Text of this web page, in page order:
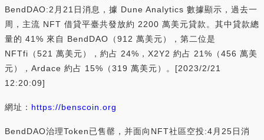
BendDAO:2月21日消息，據 Dune Analytics 數據顯示，過去一
周，主流 NFT 借貸平臺共發放約 2200 萬美元貸款。其中貸款總
量的 41% 來自 BendDAO（912 萬美元），第二位是
NFTfi（521 萬美元），約占 24%，X2Y2 約占 21%（456 萬美
元），Ardace 約占 15%（319 萬美元）。[2023/2/21
12:20:09]
網址： https://benscoin.org
BendDAO治理Token已售罄，并面向NFT社區空投:4月25日消